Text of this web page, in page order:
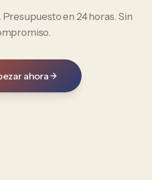
en 24 horas. Sin
ahora